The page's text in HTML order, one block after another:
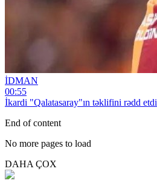
İDMAN
00:55
İkardi "Qalatasaray"ın təklifini rədd etdi
End of content
No more pages to load
DAHA ÇOX